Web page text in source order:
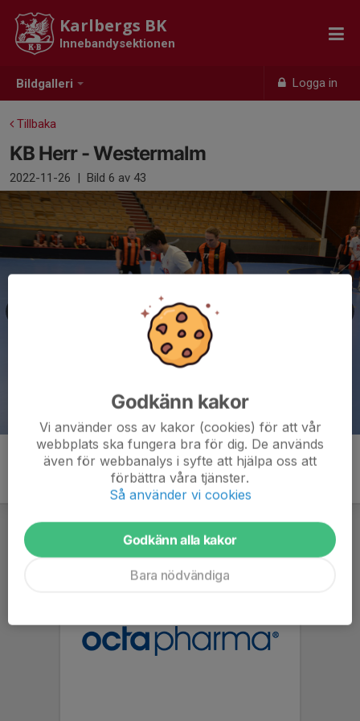
Bildgalleri Logga in
Karlbergs BK
Innebandysektionen
Tillbaka
KB Herr - Westermalm
2022-11-26 | Bild 6 av 43
Godkänn kakor
Vi använder oss av kakor (cookies) för att vår
webbplats ska fungera bra för dig. De används
även för webbanalys i syfte att hjälpa oss att
förbättra våra tjänster.
Så använder vi cookies
Godkänn alla kakor
Bara nödvändiga